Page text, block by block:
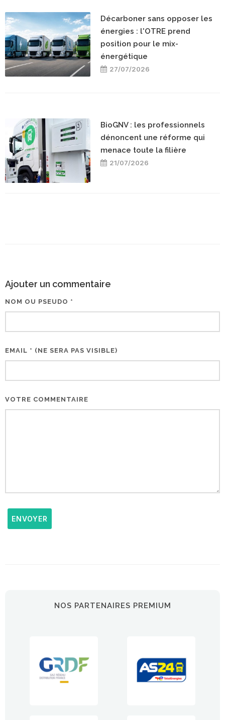
Décarboner sans opposer les
énergies : l'OTRE prend
position pour le mix-
énergétique
27/07/2026
BioGNV : les professionnels
dénoncent une réforme qui
menace toute la filière
21/07/2026
Ajouter un commentaire
NOM OU PSEUDO *
EMAIL * (NE SERA PAS VISIBLE)
VOTRE COMMENTAIRE
ENVOYER
NOS PARTENAIRES PREMIUM